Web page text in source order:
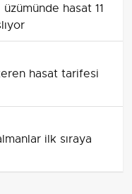
hasat 11
hasat tarifesi
ilk sıraya